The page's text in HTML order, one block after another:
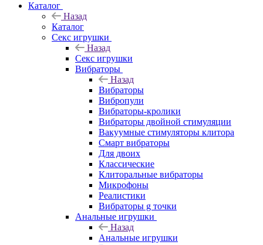
Каталог
Назад
Каталог
Секс игрушки
Назад
Секс игрушки
Вибраторы
Назад
Вибраторы
Вибропули
Вибраторы-кролики
Вибраторы двойной стимуляции
Вакуумные стимуляторы клитора
Смарт вибраторы
Для двоих
Классические
Клиторальные вибраторы
Микрофоны
Реалистики
Вибраторы g точки
Анальные игрушки
Назад
Анальные игрушки